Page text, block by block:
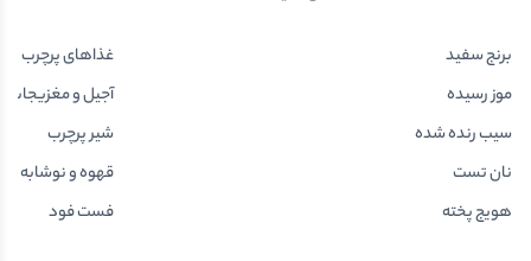
برنج سفید
غذاهای پرچرب
موز رسیده
آجیل و مغزیجات
سیب رنده شده
شیر پرچرب
نان تست
قهوه و نوشابه
هویج پخته
فست فود